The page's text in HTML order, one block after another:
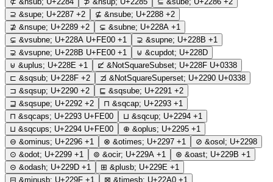
⊇ &supe; U+2287 +2 ⊈ &nsube; U+2288 +2
⊉ &nsupe; U+2289 +2 ⊊ &subne; U+228A +1
⊊︀ &vsubne; U+228A U+FE00 +1 ⊋ &supne; U+228B +1
⊋︀ &vsupne; U+228B U+FE00 +1 ⊍ &cupdot; U+228D
⊎ &uplus; U+228E +1 ⊏̸ &NotSquareSubset; U+228F U+0338
⊏ &sqsub; U+228F +2 ⊐̸ &NotSquareSuperset; U+2290 U+0338
⊐ &sqsup; U+2290 +2 ⊑ &sqsube; U+2291 +2
⊒ &sqsupe; U+2292 +2 ⊓ &sqcap; U+2293 +1
⊓︀ &sqcaps; U+2293 U+FE00 ⊔ &sqcup; U+2294 +1
⊔︀ &sqcups; U+2294 U+FE00 ⊕ &oplus; U+2295 +1
⊖ &ominus; U+2296 +1 ⊗ &otimes; U+2297 +1 ⊘ &osol; U+2298
⊙ &odot; U+2299 +1 ⊚ &ocir; U+229A +1 ⊛ &oast; U+229B +1
⊝ &odash; U+229D +1 ⊞ &plusb; U+229E +1
⊟ &minusb; U+229F +1 ⊠ &timesb; U+22A0 +1